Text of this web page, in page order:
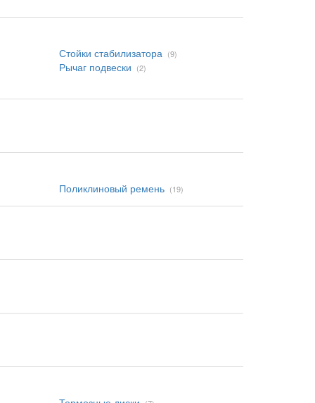
Стойки стабилизатора (9)
Рычаг подвески (2)
Поликлиновый ремень (19)